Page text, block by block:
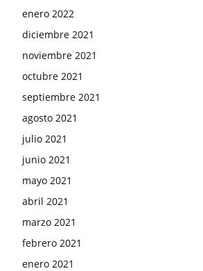
enero 2022
diciembre 2021
noviembre 2021
octubre 2021
septiembre 2021
agosto 2021
julio 2021
junio 2021
mayo 2021
abril 2021
marzo 2021
febrero 2021
enero 2021